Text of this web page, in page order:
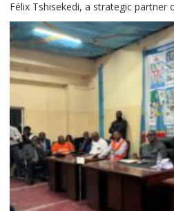
Félix Tshisekedi, a strategic partner